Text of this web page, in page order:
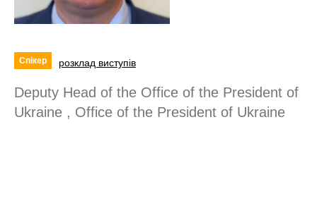
Спікер розклад виступів
Deputy Head of the Office of the President of
Ukraine , Office of the President of Ukraine